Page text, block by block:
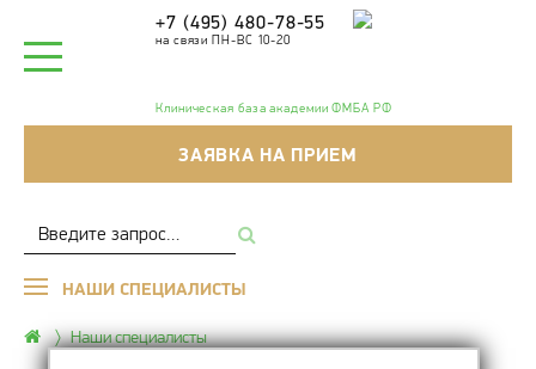
+7 (495) 480-78-55
на связи ПН-ВС 10-20
Клиническая база академии ФМБА РФ
ЗАЯВКА НА ПРИЕМ
НАШИ СПЕЦИАЛИСТЫ
Наши специалисты